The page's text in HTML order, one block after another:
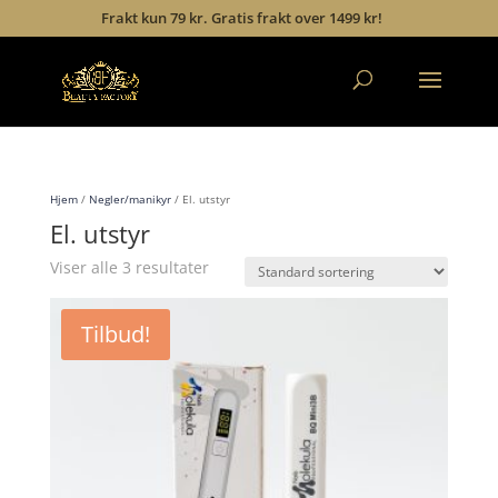
Frakt kun 79 kr. Gratis frakt over 1499 kr!
Hjem/ Negler/manikyr/ El. utstyr
El. utstyr
Viser alle 3 resultater
Tilbud!